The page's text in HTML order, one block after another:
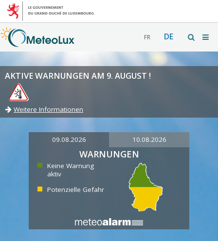
FR DE
AKTIVE WARNUNGEN AM 9. AUGUST !
Weitere Informationen
09.08.2026 10.08.2026
WARNUNGEN
Keine Warnung
aktiv
Potenzielle Gefahr